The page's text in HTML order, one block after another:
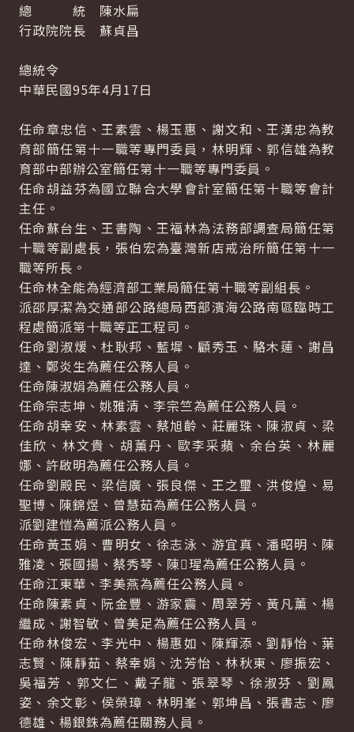
總 統 陳水扁
行政院院長 蘇貞昌
總統令
中華民國95年4月17日
任命章忠信、王素雲、楊玉惠、謝文和、王漢忠為教
育部簡任第十一職等專門委員，林明輝、郭信雄為教
育部中部辦公室簡任第十一職等專門委員。
任命胡益芬為國立聯合大學會計室簡任第十職等會計
主任。
任命蘇台生、王書陶、王福林為法務部調查局簡任第
十職等副處長，張伯宏為臺灣新店戒治所簡任第十一
職等所長。
任命林全能為經濟部工業局簡任第十職等副組長。
派邵厚潔為交通部公路總局西部濱海公路南區臨時工
程處簡派第十職等正工程司。
任命劉淑煖、杜耿邦、藍墀、顧秀玉、駱木蓮、謝昌
達、鄭炎生為薦任公務人員。
任命陳淑娟為薦任公務人員。
任命宗志坤、姚雅清、李宗竺為薦任公務人員。
任命胡幸安、林素雲、蔡旭齡、莊麗珠、陳淑貞、梁
佳欣、林文貴、胡薰丹、歐李采蘋、余台英、林麗
娜、許啟明為薦任公務人員。
任命劉殿民、梁信廣、張良傑、王之璽、洪俊煌、易
聖博、陳錦煜、曾慧茹為薦任公務人員。
派劉建愷為薦派公務人員。
任命黃玉娟、曹明女、徐志泳、游宜真、潘昭明、陳
雅凌、張國揚、蔡秀琴、陳瑆為薦任公務人員。
任命江東華、李美燕為薦任公務人員。
任命陳素貞、阮金豐、游家震、周翠芳、黃凡薰、楊
繼成、謝智敏、曾美足為薦任公務人員。
任命林俊宏、李光中、楊惠如、陳輝添、劉靜怡、葉
志賢、陳靜茹、蔡幸娟、沈芳怡、林秋東、廖振宏、
吳福芳、郭文仁、戴子龍、張翠琴、徐淑芬、劉鳳
姿、余文彰、侯榮璋、林明峯、郭坤昌、張書志、廖
德雄、楊銀銖為薦任關務人員。